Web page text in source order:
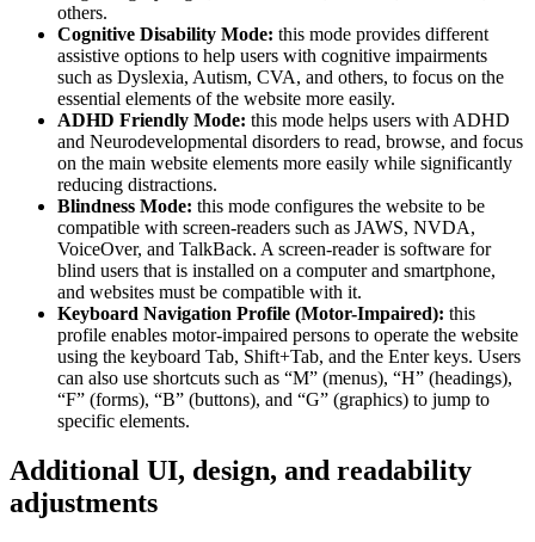
others.
Cognitive Disability Mode: this mode provides different
assistive options to help users with cognitive impairments
such as Dyslexia, Autism, CVA, and others, to focus on the
essential elements of the website more easily.
ADHD Friendly Mode: this mode helps users with ADHD
and Neurodevelopmental disorders to read, browse, and focus
on the main website elements more easily while significantly
reducing distractions.
Blindness Mode: this mode configures the website to be
compatible with screen-readers such as JAWS, NVDA,
VoiceOver, and TalkBack. A screen-reader is software for
blind users that is installed on a computer and smartphone,
and websites must be compatible with it.
Keyboard Navigation Profile (Motor-Impaired): this
profile enables motor-impaired persons to operate the website
using the keyboard Tab, Shift+Tab, and the Enter keys. Users
can also use shortcuts such as “M” (menus), “H” (headings),
“F” (forms), “B” (buttons), and “G” (graphics) to jump to
specific elements.
Additional UI, design, and readability
adjustments